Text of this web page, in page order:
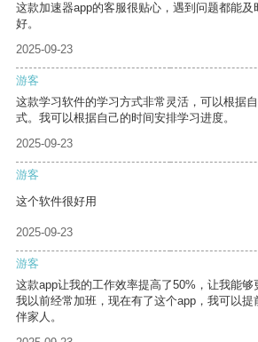
这款加速器app的客服很贴心，遇到问题都能及
好。
2025-09-23
游客
这款学习软件的学习方式非常灵活，可以根据
式。我可以根据自己的时间安排学习进度。
2025-09-23
游客
这个软件很好用
2025-09-23
游客
这款app让我的工作效率提高了50%，让我能够
我以前经常加班，现在有了这个app，我可以
伴家人。